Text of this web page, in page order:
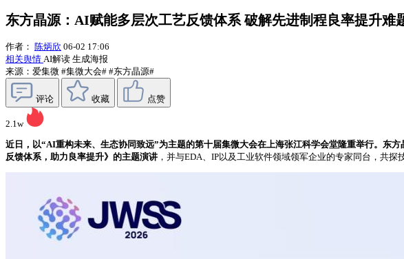
东方晶源：AI赋能多层次工艺反馈体系 破解先进制程良率提升难
作者： 陈炳欣 06-02 17:06
相关舆情 AI解读 生成海报
来源：爱集微 #集微大会# #东方晶源#
评论 收藏 点赞
2.1w
近日，以“AI重构未来、生态协同致远”为主题的第十届集微大会在上海张江科学会堂隆重举行。东
反馈体系，助力良率提升》的主题演讲 ，并与EDA、IP以及工业软件领域领军企业的专家同台，共